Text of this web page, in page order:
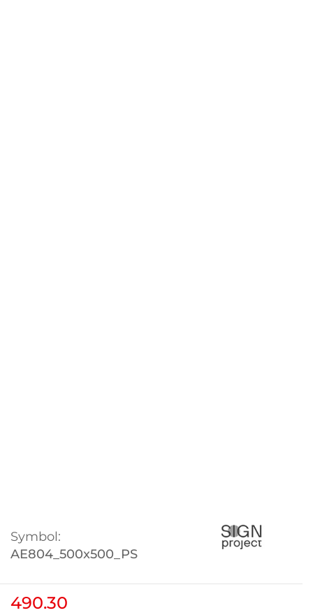
Symbol:
AE804_500x500_PS
490.30